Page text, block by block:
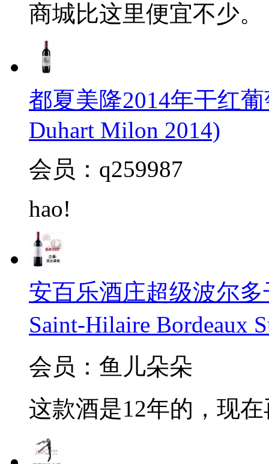
商城比这里便宜不少。
都夏美隆2014年干红
Duhart Milon 2014)
会员：q259987
hao!
安百乐酒庄超级波尔多
Saint-Hilaire Bordeaux
会员：鱼儿朵朵
这款酒是12年的，现